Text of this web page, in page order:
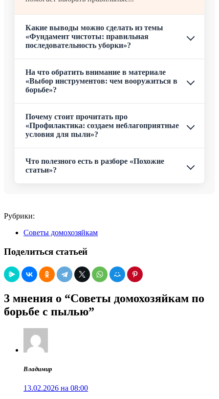
Какие выводы можно сделать из темы
«Фундамент чистоты: правильная
последовательность уборки»?
На что обратить внимание в материале
«Выбор инструментов: чем вооружиться в
борьбе»?
Почему стоит прочитать про
«Профилактика: создаем неблагоприятные
условия для пыли»?
Что полезного есть в разборе «Похожие
статьи»?
Рубрики:
Советы домохозяйкам
Поделиться статьей
3 мнения о “Советы домохозяйкам по
борьбе с пылью”
Владимир
13.02.2026 на 08:00